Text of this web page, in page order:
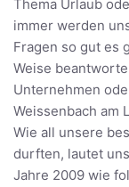
Thema Urlaub
immer werden
Fragen so gut es
Weise
Unternehmen
Weissenbach am
Wie all unsere
durften, lautet
Jahre 2009 wie